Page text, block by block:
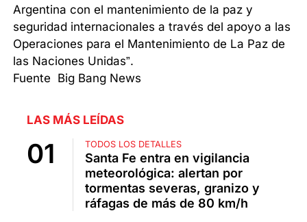
Argentina con el mantenimiento de la paz y
seguridad internacionales a través del apoyo a las
Operaciones para el Mantenimiento de La Paz de
las Naciones Unidas”.
Fuente Big Bang News
LAS MÁS LEÍDAS
TODOS LOS DETALLES
Santa Fe entra en vigilancia
meteorológica: alertan por
tormentas severas, granizo y
ráfagas de más de 80 km/h